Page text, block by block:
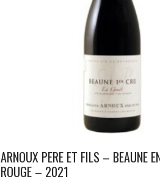
ARNOUX PERE ET FILS – BEAUNE
ROUGE – 2021